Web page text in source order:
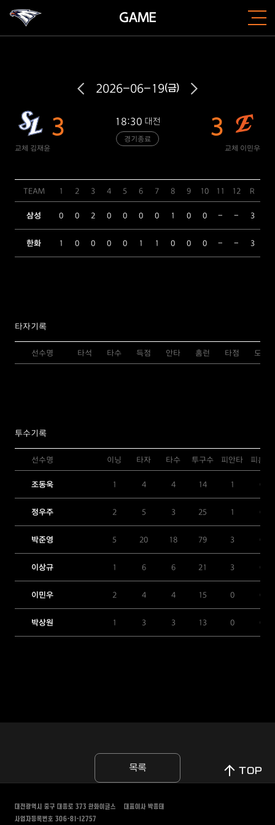
GAME
2026-06-19(금)
3
교체 김재윤
18:30 대전
경기종료 3
교체 이민우
TEAM 1 2 3 4 5 6 7 8 9 10 11 12 R
삼성 0 0 2 0 0 0 0 1 0 0 - - 3
한화 1 0 0 0 0 1 1 0 0 0 - - 3
타자기록
선수명 타석 타수 득점 안타 홈런 타점 도루
투수기록
선수명 이닝 타자 타수 투구수 피안타 피홈런
조동욱 1 4 4 14 1 0
정우주 2 5 3 25 1 0
박준영 5 20 18 79 3 0
이상규 1 6 6 21 3 0
이민우 2 4 4 15 0 0
박상원 1 3 3 13 0 0
목록 TOP
대전광역시 중구 대종로 373 한화이글스
대표이사 박종태
사업자등록번호 306-81-12757